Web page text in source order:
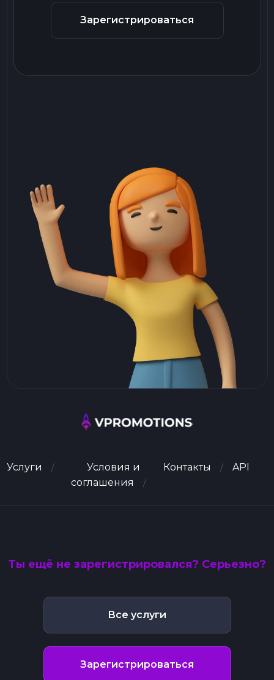
Зарегистрироваться
Услуги
Условия и
соглашения
Контакты API
Ты ещё не зарегистрировался? Серьезно?
Все услуги
Зарегистрироваться